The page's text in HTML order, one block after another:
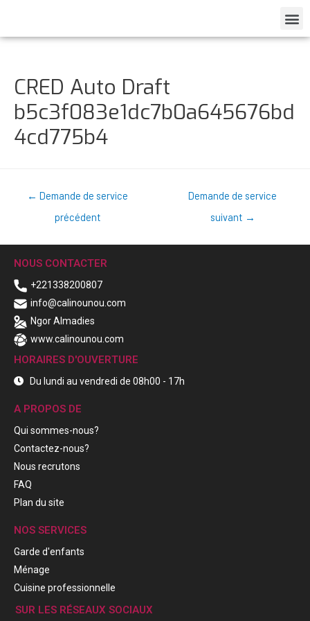
CRED Auto Draft
b5c3f083e1dc7b0a645676bd
4cd775b4
← Demande de service
précédent
Demande de service
suivant →
NOUS CONTACTER
+221338200807
info@calinounou.com
Ngor Almadies
www.calinounou.com
HORAIRES D'OUVERTURE
Du lundi au vendredi de 08h00 - 17h
A PROPOS DE
Qui sommes-nous?
Contactez-nous?
Nous recrutons
FAQ
Plan du site
NOS SERVICES
Garde d'enfants
Ménage
Cuisine professionnelle
SUR LES RÉSEAUX SOCIAUX